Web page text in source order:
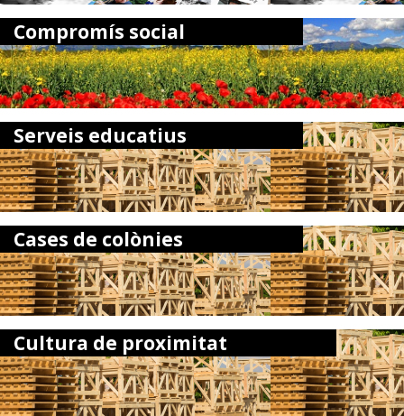
Compromís social
Serveis educatius
Cases de colònies
Cultura de proximitat